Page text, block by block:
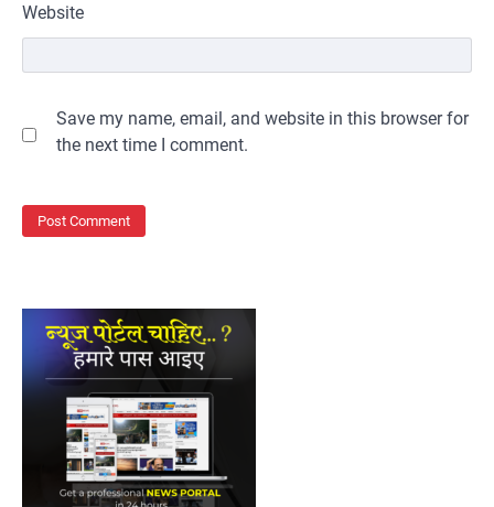
Website
Save my name, email, and website in this browser for
the next time I comment.